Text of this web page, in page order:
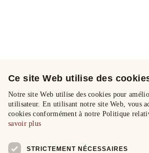
Ce site Web utilise des
Notre site Web utilise des cookies pour
utilisateur. En utilisant notre site Web, vous
cookies conformément à notre Politique
savoir plus
STRICTEMENT NÉCESSAIRES